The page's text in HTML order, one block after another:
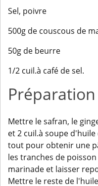
Sel, poivre
500g de couscous de
50g de beurre
1/2 cuil.à café de sel.
Préparation
Mettre le safran, le
et 2 cuil.à soupe
tout pour obtenir une
les tranches de
marinade et laisser
Mettre le reste de